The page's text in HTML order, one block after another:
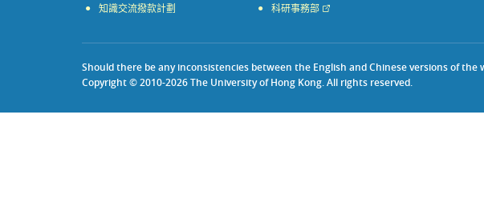
知識交流撥款計劃 科研事務部
Should there be any inconsistencies between the English and Chinese versions of the
Copyright © 2010-2026 The University of Hong Kong. All rights reserved.